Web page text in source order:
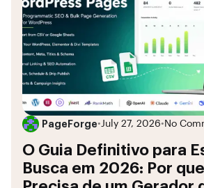
PageForge•July 27, 2026• No
O Guia Definitivo para
Busca em 2026: Por